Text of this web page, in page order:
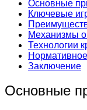
Основные
Ключевые
Механизмы
Технологии
Заключение
Основные